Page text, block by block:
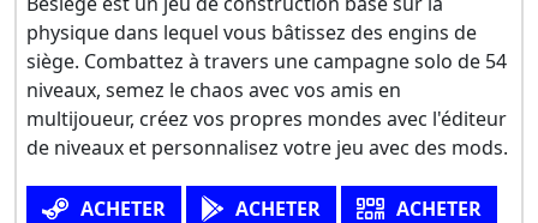
physique dans lequel vous bâtissez des engins de
siège. Combattez à travers une campagne solo de 54
niveaux, semez le chaos avec vos amis en
multijoueur, créez vos propres mondes avec l'éditeur
de niveaux et personnalisez votre jeu avec des mods.
ACHETER ACHETER
ACHETER